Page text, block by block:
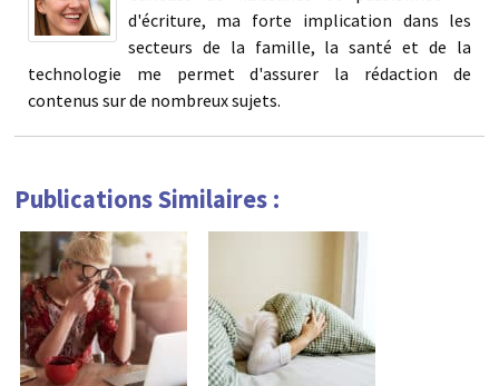
d'écriture, ma forte implication dans les
secteurs de la famille, la santé et de la
technologie me permet d'assurer la rédaction de
contenus sur de nombreux sujets.
Publications Similaires :